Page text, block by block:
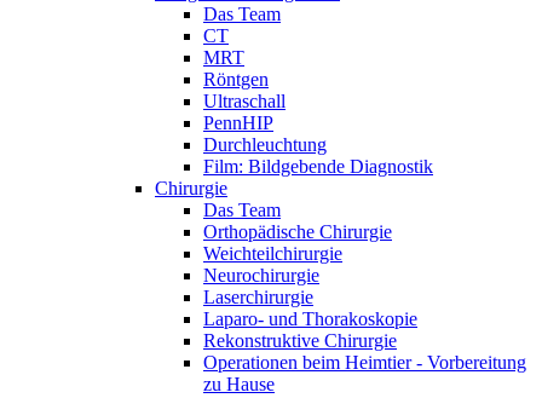
Das Team
CT
MRT
Röntgen
Ultraschall
PennHIP
Durchleuchtung
Film: Bildgebende Diagnostik
Chirurgie
Das Team
Orthopädische Chirurgie
Weichteilchirurgie
Neurochirurgie
Laserchirurgie
Laparo- und Thorakoskopie
Rekonstruktive Chirurgie
Operationen beim Heimtier - Vorbereitung
zu Hause